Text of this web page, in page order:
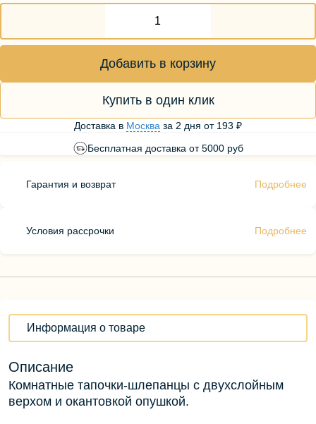
Добавить в корзину
Купить в один клик
Доставка в Москва за 2 дня от 193 ₽
Бесплатная доставка от 5000 руб
Гарантия и возврат Подробнее
Условия рассрочки Подробнее
Информация о товаре
Описание
Комнатные тапочки-шлепанцы с двухслойным
верхом и окантовкой опушкой.